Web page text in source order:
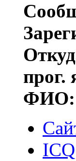
прог.
ФИО:
ICQ